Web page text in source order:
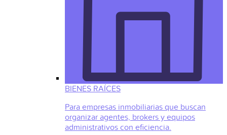
BIENES RAÍCES
Para empresas inmobiliarias que buscan
organizar agentes, brokers y equipos
administrativos con eficiencia.